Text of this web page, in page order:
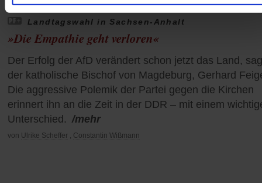
Landtagswahl in Sachsen-Anhalt
»Die Empathie geht verloren«
Der Erfolg der AfD verändert schon jetzt das Land,
der katholische Bischof von Magdeburg, Gerhard
Die aggressive Polemik der Partei gegen die Kirchen
erinnert ihn an die Zeit in der DDR – mit einem
Unterschied. /mehr
von Ulrike Scheffer , Constantin Wißmann